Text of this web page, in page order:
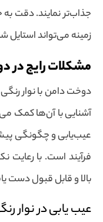
جذاب‌تر نمایند. دقت
زمینه می‌تواند استایل
مشکلات رایج در
دوخت دامن با نوار
آشنایی با آن‌ها کمک
عیب‌یابی و چگونگی
فرآیند است. با
بالا و قابل قبول دست
عیب یابی در نوار